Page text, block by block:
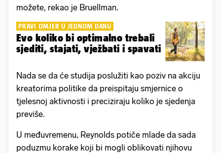
možete, rekao je Bruellman.
PRAVI OMJER U JEDNOM DANU
Evo koliko bi optimalno trebali
sjediti, stajati, vježbati i spavati
Nada se da će studija poslužiti kao poziv na akciju
kreatorima politike da preispitaju smjernice o
tjelesnoj aktivnosti i preciziraju koliko je sjedenja
previše.
U međuvremenu, Reynolds potiče mlade da sada
poduzmu korake koji bi mogli oblikovati njihovu